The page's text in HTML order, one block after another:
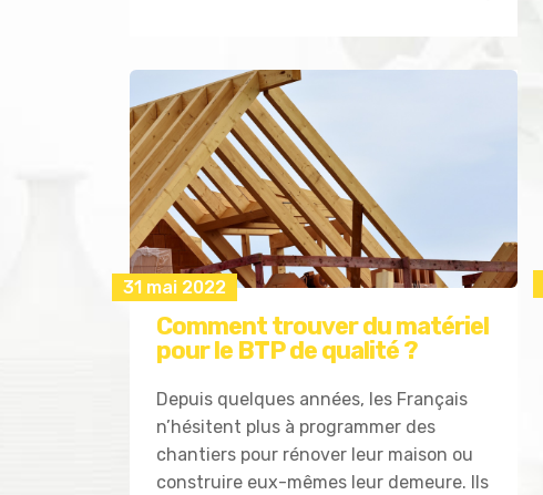
31 mai 2022
Comment trouver du matériel
pour le BTP de qualité ?
Depuis quelques années, les Français
n’hésitent plus à programmer des
chantiers pour rénover leur maison ou
construire eux-mêmes leur demeure. Ils